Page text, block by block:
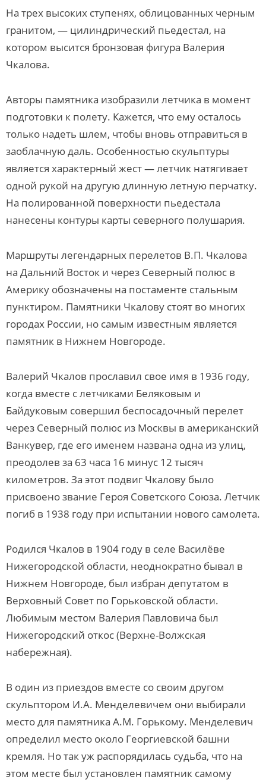
На трех высоких ступенях, облицованных черным
гранитом, — цилиндрический пьедестал, на
котором высится бронзовая фигура Валерия
Чкалова.
Авторы памятника изобразили летчика в момент
подготовки к полету. Кажется, что ему осталось
только надеть шлем, чтобы вновь отправиться в
заоблачную даль. Особенностью скульптуры
является характерный жест — летчик натягивает
одной рукой на другую длинную летную перчатку.
На полированной поверхности пьедестала
нанесены контуры карты северного полушария.
Маршруты легендарных перелетов В.П. Чкалова
на Дальний Восток и через Северный полюс в
Америку обозначены на постаменте стальным
пунктиром. Памятники Чкалову стоят во многих
городах России, но самым известным является
памятник в Нижнем Новгороде.
Валерий Чкалов прославил свое имя в 1936 году,
когда вместе с летчиками Беляковым и
Байдуковым совершил беспосадочный перелет
через Северный полюс из Москвы в американский
Ванкувер, где его именем названа одна из улиц,
преодолев за 63 часа 16 минус 12 тысяч
километров. За этот подвиг Чкалову было
присвоено звание Героя Советского Союза. Летчик
погиб в 1938 году при испытании нового самолета.
Родился Чкалов в 1904 году в селе Василёве
Нижегородской области, неоднократно бывал в
Нижнем Новгороде, был избран депутатом в
Верховный Совет по Горьковской области.
Любимым местом Валерия Павловича был
Нижегородский откос (Верхне-Волжская
набережная).
В один из приездов вместе со своим другом
скульптором И.А. Менделевичем они выбирали
место для памятника А.М. Горькому. Менделевич
определил место около Георгиевской башни
кремля. Но так уж распорядилась судьба, что на
этом месте был установлен памятник самому